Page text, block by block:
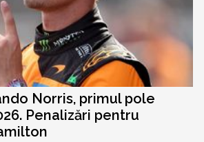
Norris, primul pole
Penalizări pentru